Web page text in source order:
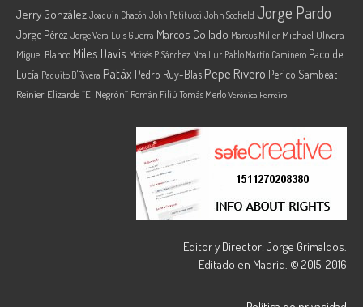
Jerry González Joaquin Chacón John Patitucci John Scofield Jorge Pardo
Jorge Pérez Jorge Vera Luis Guerra Marcos Collado Marcus Miller Michael Olivera
Miguel Blanco Miles Davis Moisés P. Sánchez Noa Lur Pablo Martín Caminero Paco de
Lucía Paquito D'Rivera Patáx Pedro Ruy-Blas Pepe Rivero Perico Sambeat
Reinier Elizarde “El Negrón” Román Filiú Tomás Merlo Verónica Ferreiro
Editor y Director: Jorge Grimaldos.
Editado en Madrid. © 2015-2016